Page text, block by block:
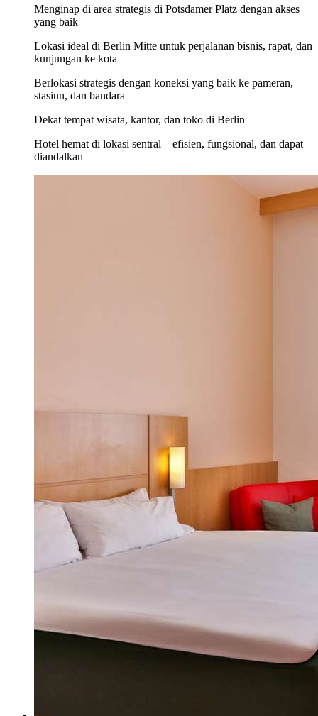
Menginap di area strategis di Potsdamer Platz dengan akses
yang baik
Lokasi ideal di Berlin Mitte untuk perjalanan bisnis, rapat, dan
kunjungan ke kota
Berlokasi strategis dengan koneksi yang baik ke pameran,
stasiun, dan bandara
Dekat tempat wisata, kantor, dan toko di Berlin
Hotel hemat di lokasi sentral – efisien, fungsional, dan dapat
diandalkan